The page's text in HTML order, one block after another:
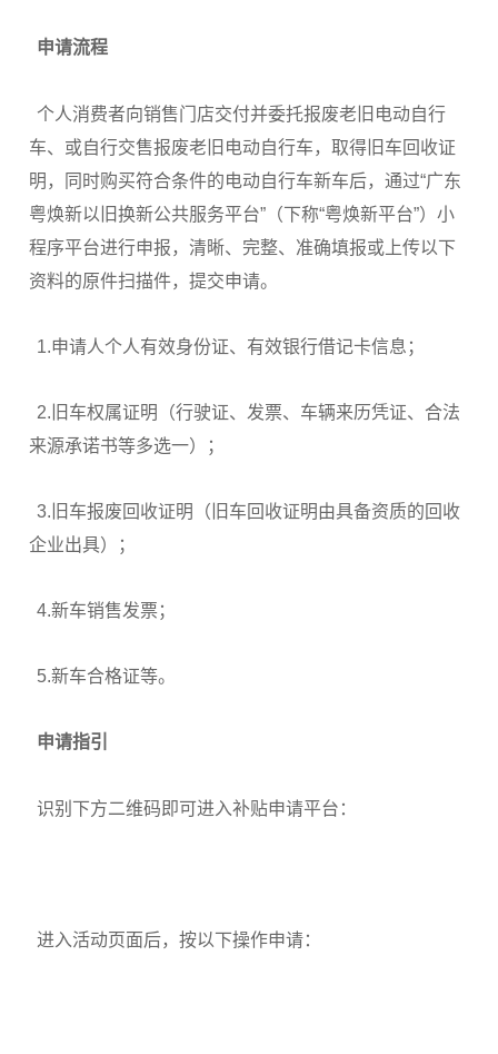
申请流程
个人消费者向销售门店交付并委托报废老旧电动自行
车、或自行交售报废老旧电动自行车，取得旧车回收证
明，同时购买符合条件的电动自行车新车后，通过“广东
粤焕新以旧换新公共服务平台”（下称“粤焕新平台”）小
程序平台进行申报，清晰、完整、准确填报或上传以下
资料的原件扫描件，提交申请。
1.申请人个人有效身份证、有效银行借记卡信息；
2.旧车权属证明（行驶证、发票、车辆来历凭证、合法
来源承诺书等多选一）；
3.旧车报废回收证明（旧车回收证明由具备资质的回收
企业出具）；
4.新车销售发票；
5.新车合格证等。
申请指引
识别下方二维码即可进入补贴申请平台：
进入活动页面后，按以下操作申请：